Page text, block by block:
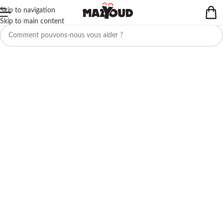
Skip to navigation
Skip to main content
Aucun produit ne correspond à votre sélection.